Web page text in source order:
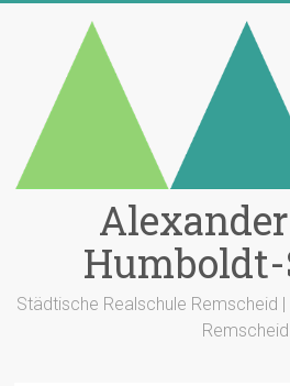
Städtische Realschule Remscheid
Remscheid